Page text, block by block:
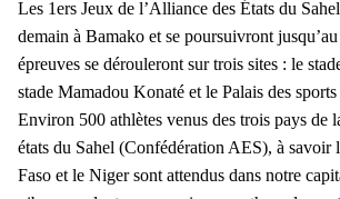
Les 1ers Jeux de l’Alliance des États du
demain à Bamako et se poursuivront
épreuves se dérouleront sur trois sites : le
stade Mamadou Konaté et le Palais des
Environ 500 athlètes venus des trois pays de
états du Sahel (Confédération AES), à
Faso et le Niger sont attendus dans notre